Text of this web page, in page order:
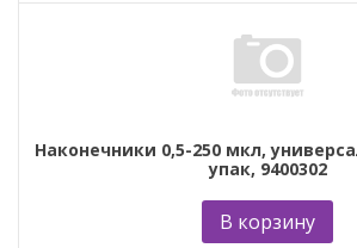
Наконечники 0,5-250 мкл,
упак, 9400302
В корзину